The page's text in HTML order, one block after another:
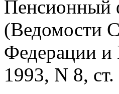
Пенсионный
(Ведомости
Федерации и
1993, N 8,